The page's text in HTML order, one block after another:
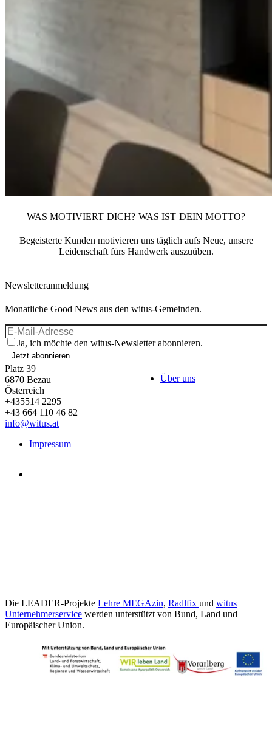
WAS MOTIVIERT DICH? WAS IST DEIN MOTTO?
Begeisterte Kunden motivieren uns täglich aufs Neue, unsere
Leidenschaft fürs Handwerk auszuüben.
Newsletteranmeldung
Monatliche Good News aus den witus-Gemeinden.
Ja, ich möchte den witus-Newsletter abonnieren.
Jetzt abonnieren
Platz 39
6870 Bezau
Österreich
+435514 2295
+43 664 110 46 82
info@witus.at
Über uns
Impressum
Die LEADER-Projekte Lehre MEGAzin, Radlfix und witus
Unternehmerservice werden unterstützt von Bund, Land und
Europäischer Union.